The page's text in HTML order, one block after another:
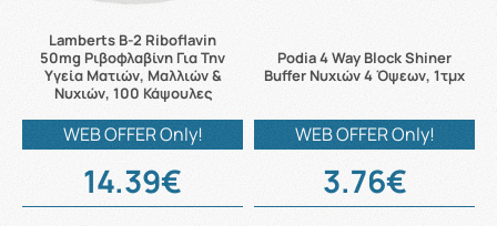
Lamberts B-2 Riboflavin
50mg Ριβοφλαβίνη Για Την
Υγεία Ματιών, Μαλλιών &
Νυχιών, 100 Κάψουλες
WEB OFFER Only!
14.39€
Podia 4 Way Block Shiner
Buffer Νυχιών 4 Όψεων, 1τμχ
WEB OFFER Only!
3.76€